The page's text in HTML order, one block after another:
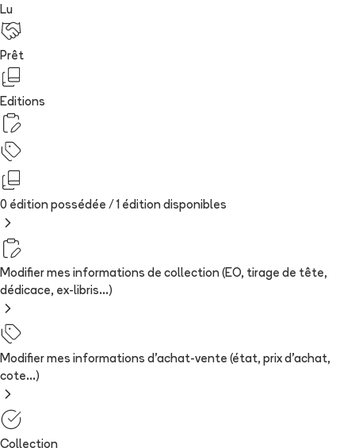
Lu
Prêt
Editions
0 édition possédée / 1 édition disponibles
Modifier mes informations de collection (EO, tirage de tête,
dédicace, ex-libris...)
Modifier mes informations d'achat-vente (état, prix d'achat,
cote...)
Collection